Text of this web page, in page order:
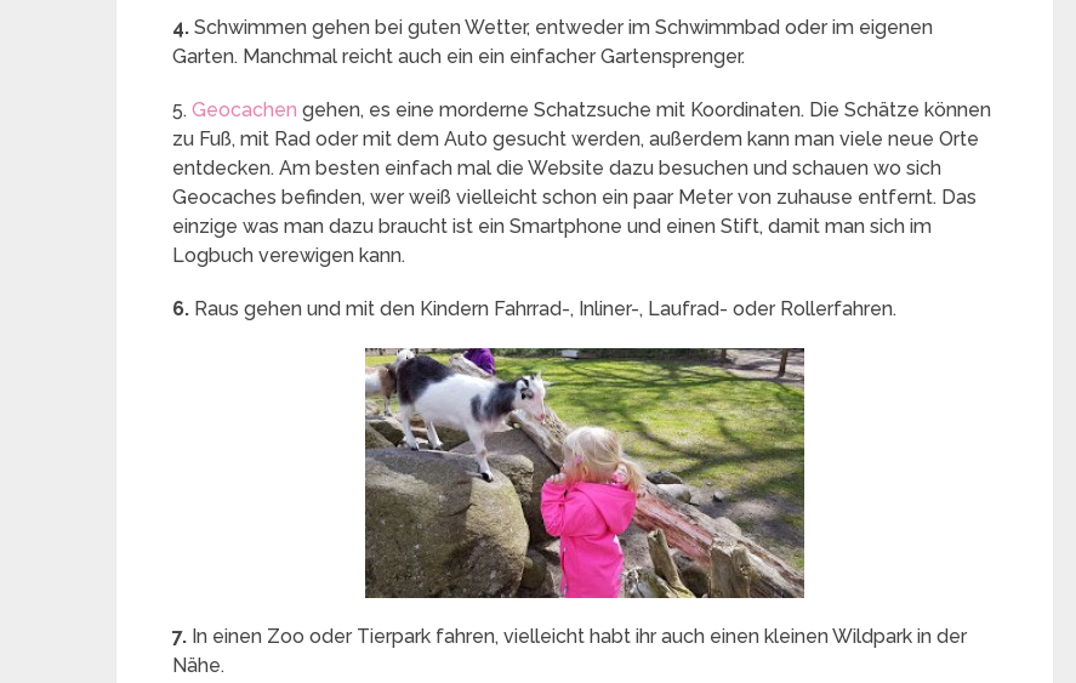
4. Schwimmen gehen bei guten Wetter, entweder im Schwimmbad oder im eigenen
Garten. Manchmal reicht auch ein ein einfacher Gartensprenger.
5. Geocachen gehen, es eine morderne Schatzsuche mit Koordinaten. Die Schätze können
zu Fuß, mit Rad oder mit dem Auto gesucht werden, außerdem kann man viele neue Orte
entdecken. Am besten einfach mal die Website dazu besuchen und schauen wo sich
Geocaches befinden, wer weiß vielleicht schon ein paar Meter von zuhause entfernt. Das
einzige was man dazu braucht ist ein Smartphone und einen Stift, damit man sich im
Logbuch verewigen kann.
6. Raus gehen und mit den Kindern Fahrrad-, Inliner-, Laufrad- oder Rollerfahren.
7. In einen Zoo oder Tierpark fahren, vielleicht habt ihr auch einen kleinen Wildpark in der
Nähe.